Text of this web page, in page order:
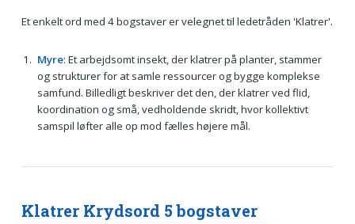
Et enkelt ord med 4 bogstaver er velegnet til ledetråden 'Klatrer'.
Myre: Et arbejdsomt insekt, der klatrer på planter, stammer
og strukturer for at samle ressourcer og bygge komplekse
samfund. Billedligt beskriver det den, der klatrer ved flid,
koordination og små, vedholdende skridt, hvor kollektivt
samspil løfter alle op mod fælles højere mål.
Klatrer Krydsord 5 bogstaver